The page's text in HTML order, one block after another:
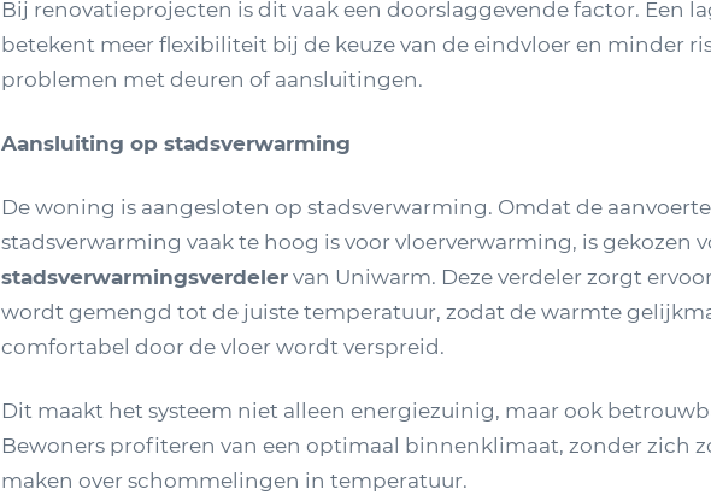
Bij renovatieprojecten is dit vaak een doorslaggevende factor. Een
betekent meer flexibiliteit bij de keuze van de eindvloer en minder
problemen met deuren of aansluitingen.
Aansluiting op stadsverwarming
De woning is aangesloten op stadsverwarming. Omdat de
stadsverwarming vaak te hoog is voor vloerverwarming, is gekozen
stadsverwarmingsverdelervan Uniwarm. Deze verdeler zorgt
wordt gemengd tot de juiste temperatuur, zodat de warmte
comfortabel door de vloer wordt verspreid.
Dit maakt het systeem niet alleen energiezuinig, maar ook
Bewoners profiteren van een optimaal binnenklimaat, zonder zich
maken over schommelingen in temperatuur.